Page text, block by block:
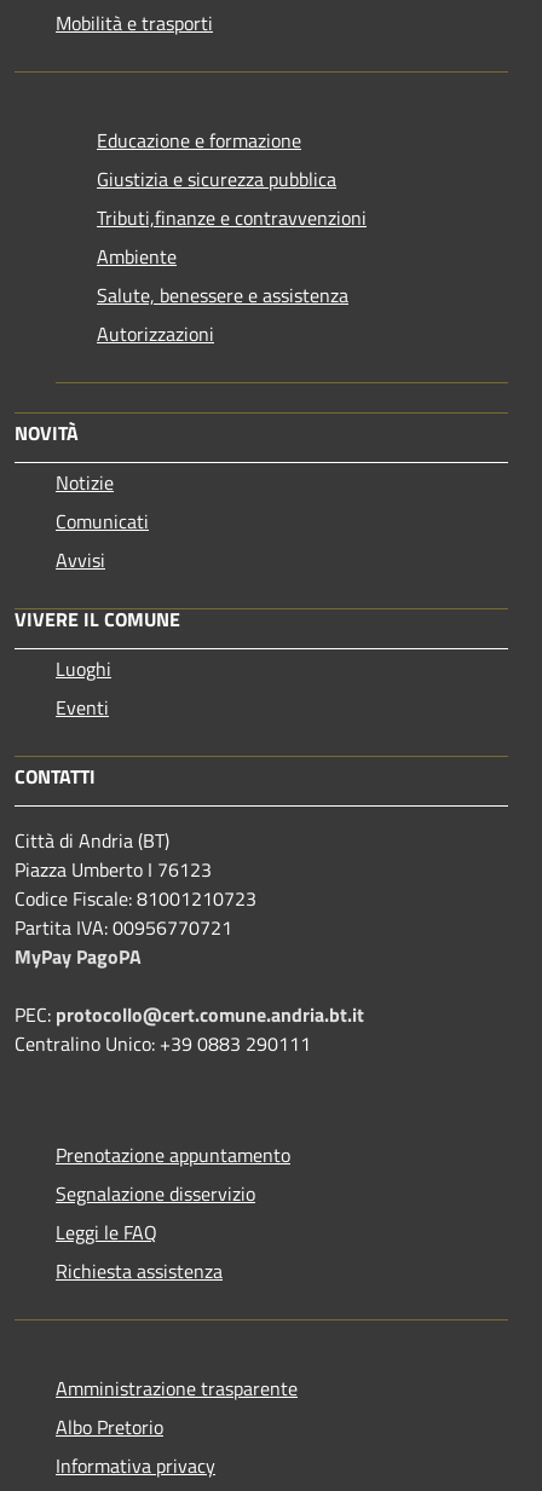
Mobilità e trasporti
Educazione e formazione
Giustizia e sicurezza pubblica
Tributi,finanze e contravvenzioni
Ambiente
Salute, benessere e assistenza
Autorizzazioni
NOVITÀ
Notizie
Comunicati
Avvisi
VIVERE IL COMUNE
Luoghi
Eventi
CONTATTI
Città di Andria (BT)
Piazza Umberto I 76123
Codice Fiscale: 81001210723
Partita IVA: 00956770721
MyPay PagoPA
PEC: protocollo@cert.comune.andria.bt.it
Centralino Unico: +39 0883 290111
Prenotazione appuntamento
Segnalazione disservizio
Leggi le FAQ
Richiesta assistenza
Amministrazione trasparente
Albo Pretorio
Informativa privacy